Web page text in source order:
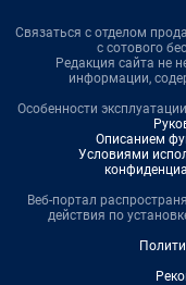
Связаться с отделом
с сотового
Редакция сайта не
информации,
Особенности
Описанием
Условиями
Веб-портал
действия по